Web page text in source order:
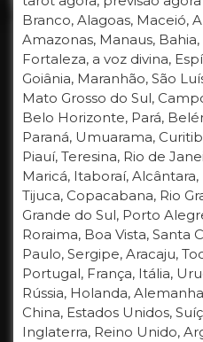
Branco, Alagoas, Maceió,
Amazonas, Manaus, Bahia,
Fortaleza, a voz divina,
Goiânia, Maranhão, São
Mato Grosso do Sul,
Belo Horizonte, Pará,
Paraná, Umuarama,
Piauí, Teresina, Rio de
Maricá, Itaboraí,
Tijuca, Copacabana, Rio
Grande do Sul, Porto
Roraima, Boa Vista, Santa
Paulo, Sergipe, Aracaju,
Portugal, França, Itália,
Rússia, Holanda,
China, Estados Unidos,
Inglaterra, Reino Unido,